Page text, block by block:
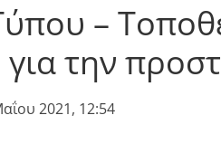
–
για την
2021, 12:54